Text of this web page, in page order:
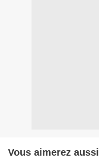
Vous aimerez aussi